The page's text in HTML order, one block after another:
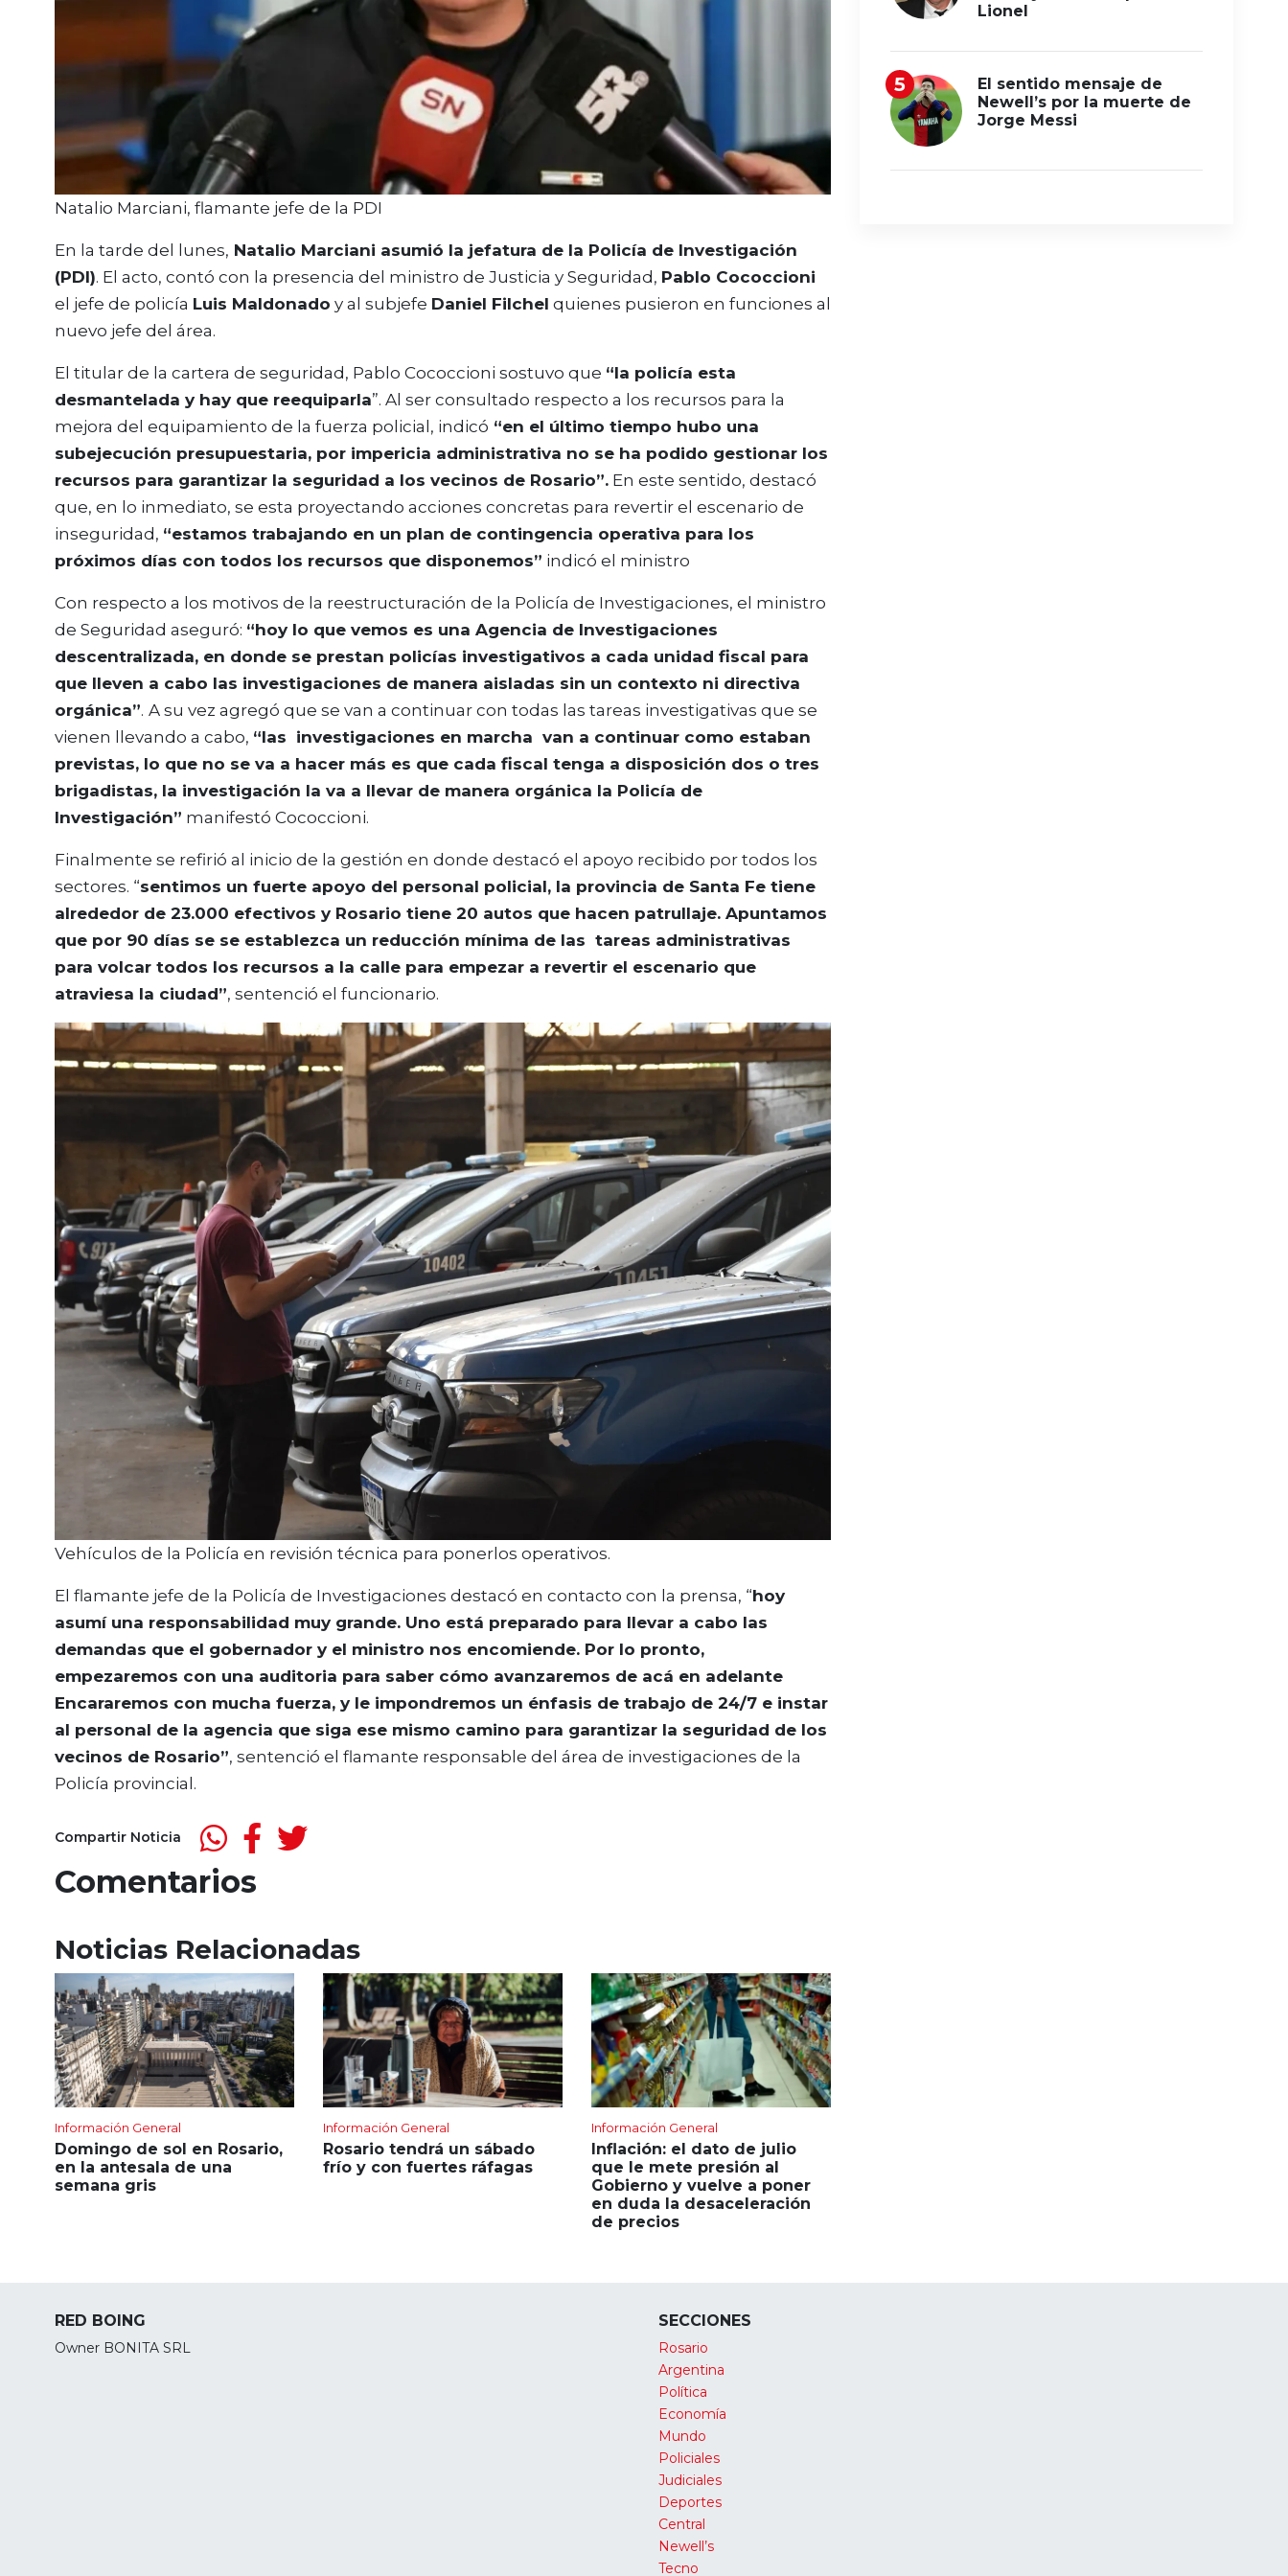
Natalio Marciani, flamante jefe de la PDI
En la tarde del lunes, Natalio Marciani asumió la jefatura de la Policía de Investigación
(PDI). El acto, contó con la presencia del ministro de Justicia y Seguridad, Pablo Cococcioni
el jefe de policía Luis Maldonado y al subjefe Daniel Filchel quienes pusieron en funciones al
nuevo jefe del área.
El titular de la cartera de seguridad, Pablo Cococcioni sostuvo que “la policía esta
desmantelada y hay que reequiparla”. Al ser consultado respecto a los recursos para la
mejora del equipamiento de la fuerza policial, indicó “en el último tiempo hubo una
subejecución presupuestaria, por impericia administrativa no se ha podido gestionar los
recursos para garantizar la seguridad a los vecinos de Rosario”. En este sentido, destacó
que, en lo inmediato, se esta proyectando acciones concretas para revertir el escenario de
inseguridad, “estamos trabajando en un plan de contingencia operativa para los
próximos días con todos los recursos que disponemos” indicó el ministro
Con respecto a los motivos de la reestructuración de la Policía de Investigaciones, el ministro
de Seguridad aseguró: “hoy lo que vemos es una Agencia de Investigaciones
descentralizada, en donde se prestan policías investigativos a cada unidad fiscal para
que lleven a cabo las investigaciones de manera aisladas sin un contexto ni directiva
orgánica”. A su vez agregó que se van a continuar con todas las tareas investigativas que se
vienen llevando a cabo, “las investigaciones en marcha van a continuar como estaban
previstas, lo que no se va a hacer más es que cada fiscal tenga a disposición dos o tres
brigadistas, la investigación la va a llevar de manera orgánica la Policía de
Investigación” manifestó Cococcioni.
Finalmente se refirió al inicio de la gestión en donde destacó el apoyo recibido por todos los
sectores. “sentimos un fuerte apoyo del personal policial, la provincia de Santa Fe tiene
alrededor de 23.000 efectivos y Rosario tiene 20 autos que hacen patrullaje. Apuntamos
que por 90 días se se establezca un reducción mínima de las tareas administrativas
para volcar todos los recursos a la calle para empezar a revertir el escenario que
atraviesa la ciudad”, sentenció el funcionario.
Vehículos de la Policía en revisión técnica para ponerlos operativos.
El flamante jefe de la Policía de Investigaciones destacó en contacto con la prensa, “hoy
asumí una responsabilidad muy grande. Uno está preparado para llevar a cabo las
demandas que el gobernador y el ministro nos encomiende. Por lo pronto,
empezaremos con una auditoria para saber cómo avanzaremos de acá en adelante
Encararemos con mucha fuerza, y le impondremos un énfasis de trabajo de 24/7 e instar
al personal de la agencia que siga ese mismo camino para garantizar la seguridad de los
vecinos de Rosario”, sentenció el flamante responsable del área de investigaciones de la
Policía provincial.
Compartir Noticia
Comentarios
Noticias Relacionadas
Información General
Domingo de sol en Rosario,
en la antesala de una
semana gris
Información General
Rosario tendrá un sábado
frío y con fuertes ráfagas
Información General
Inflación: el dato de julio
que le mete presión al
Gobierno y vuelve a poner
en duda la desaceleración
de precios
Lionel
El sentido mensaje de
Newell’s por la muerte de
Jorge Messi
RED BOING
Owner BONITA SRL
SECCIONES
Rosario
Argentina
Política
Economía
Mundo
Policiales
Judiciales
Deportes
Central
Newell’s
Tecno